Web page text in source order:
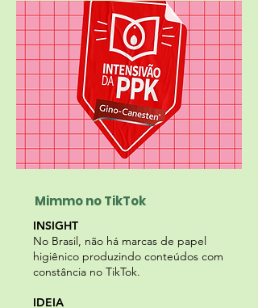
Mimmo no TikTok
INSIGHT
No Brasil, não há marcas de papel
higiênico produzindo conteúdos com
constância no TikTok.
IDEIA